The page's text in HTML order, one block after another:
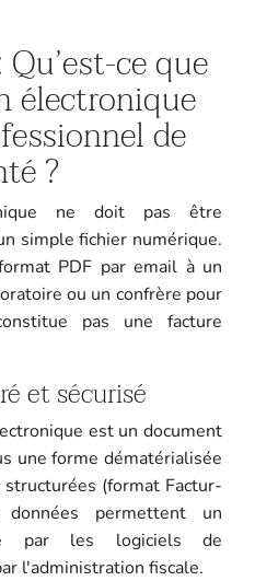
ce que
électronique
de
?
ne doit pas être
simple fichier numérique.
PDF par email à un
ou un confrère pour
pas une facture
et sécurisé
est un document
une forme dématérialisée
(format Factur-
permettent un
par les logiciels de
l'administration fiscale.